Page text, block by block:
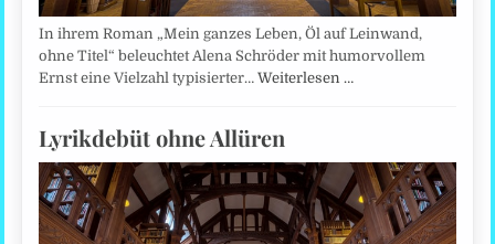
In ihrem Roman „Mein ganzes Leben, Öl auf Leinwand,
ohne Titel“ beleuchtet Alena Schröder mit humorvollem
Ernst eine Vielzahl typisierter…Weiterlesen …
Lyrikdebüt ohne Allüren